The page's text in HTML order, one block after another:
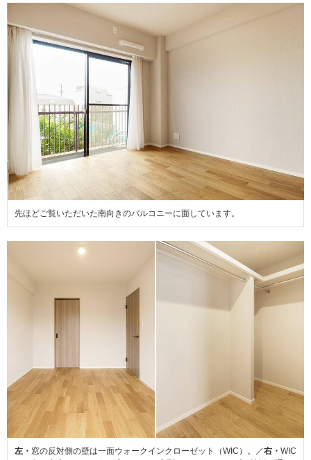
先ほどご覧いただいた南向きのバルコニーに面しています。
左・ 窓の反対側の壁は一面ウォークインクローゼット（WIC）。／右・ WIC